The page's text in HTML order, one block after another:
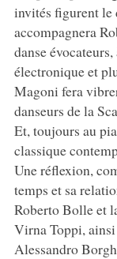
invités figurent le
accompagnera
danse
électronique et
Magoni fera
danseurs de la
Et, toujours au
classique
Une réflexion,
temps et sa
Roberto Bolle et
Virna Toppi,
Alessandro